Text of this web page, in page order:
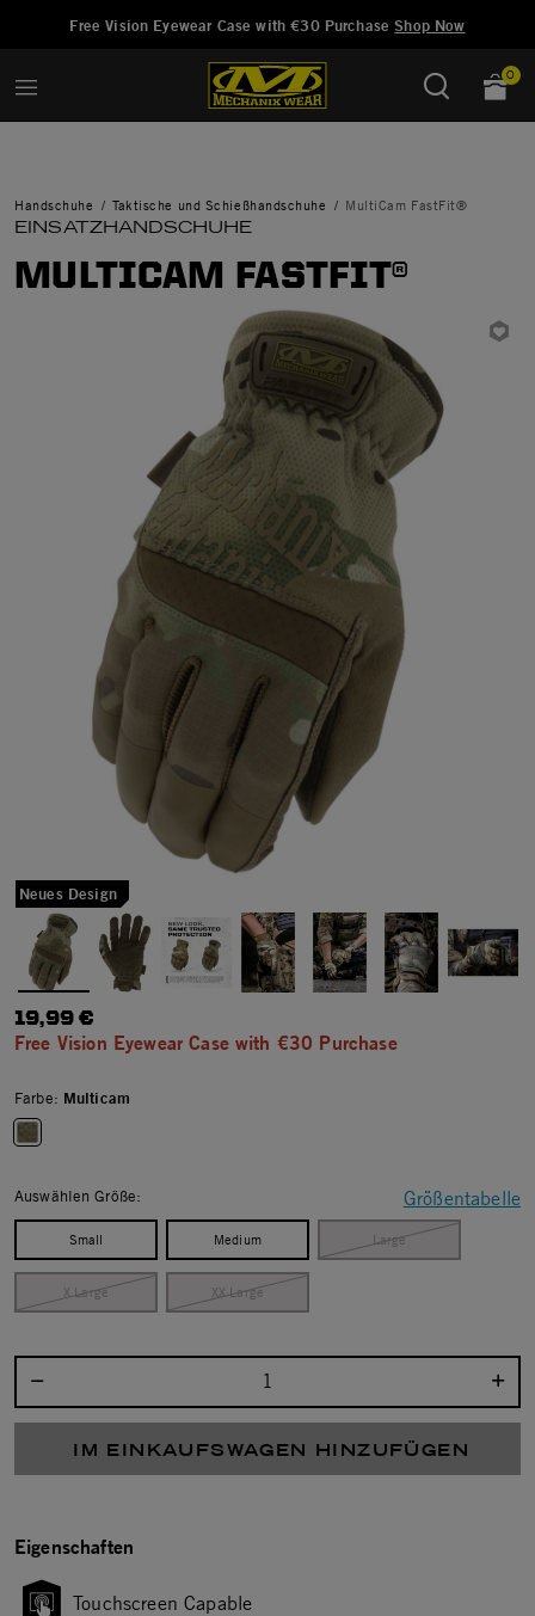
Free Vision Eyewear Case with €30 PurchaseShop Now
0
Handschuhe Taktische und Schießhandschuhe MultiCam FastFit®
EINSATZHANDSCHUHE
MULTICAM FASTFIT®
Neues Design
19,99 €
Free Vision Eyewear Case with €30 Purchase
Farbe: Multicam
Größentabelle
Auswählen Größe:
Small Medium Large
X Large XX Large
IM EINKAUFSWAGEN HINZUFÜGEN
Eigenschaften
Touchscreen Capable
Hinzugefügt zu Wunschliste verwalten